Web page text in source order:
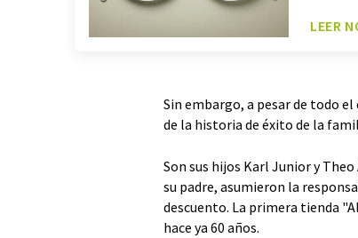
LEER
Sin embargo, a pesar de todo
de la historia de éxito de la
Son sus hijos Karl Junior y
su padre, asumieron la
descuento. La primera tienda
hace ya 60 años.